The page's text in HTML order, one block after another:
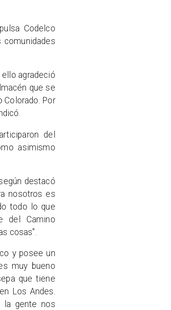
Codelco
agradeció
que se
Colorado. Por
del
asimismo
destacó
nosotros es
todo lo que
del Camino
cosas".
y posee un
muy bueno
que tiene
Los Andes.
la gente nos